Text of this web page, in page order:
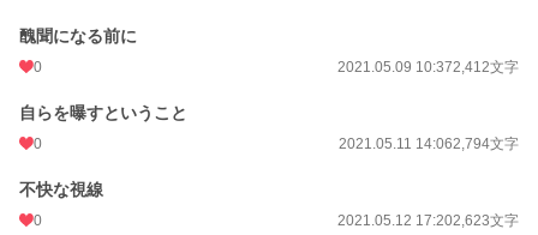
醜聞になる前に
0 2021.05.09 10:372,412文字
自らを曝すということ
0 2021.05.11 14:062,794文字
不快な視線
0 2021.05.12 17:202,623文字